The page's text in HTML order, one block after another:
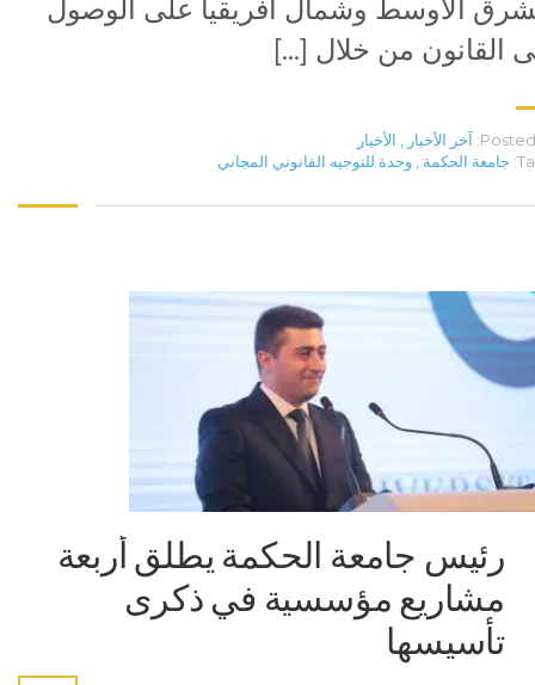
الأوسط وشمال أفريقيا على الوصول
القانون من خلال […]
Posted آخر الأخبار
الأخبار
جامعة الحكمة وحدة للتوجيه القانوني المجاني
رئيس جامعة الحكمة يطلق أربعة
مشاريع مؤسسية في ذكرى
تأسيسها